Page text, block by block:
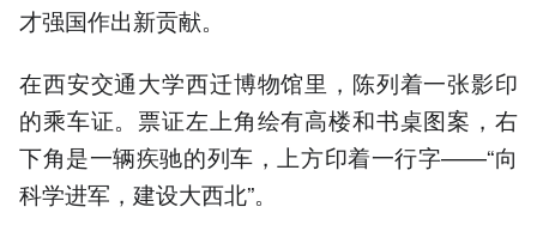
才强国作出新贡献。
在西安交通大学西迁博物馆里，陈列着一张影印
的乘车证。票证左上角绘有高楼和书桌图案，右
下角是一辆疾驰的列车，上方印着一行字——“向
科学进军，建设大西北”。